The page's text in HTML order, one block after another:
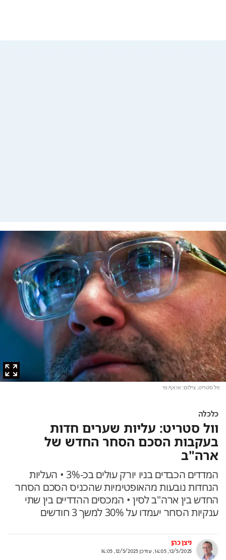
וול סטריט. צילום: אי.אף.פי
כלכלה
וול סטריט: עליות שערים חדות
בעקבות הסכם הסחר החדש של
ארה"ב
המדדים הכבדים בניו יורק עולים בכ-3% • העליות
הנחדות נובעות מהאופטימיות שהכניס הסכם הסחר
החדש בין ארה"ב לסין • המכסים ההדדיים בין שתי
ענקיות הסחר יעמדו על 30% למשך 3 חודשים
ניצן כהן
12/5/2025, 14:05
, עודכן12/5/2025, 14:05